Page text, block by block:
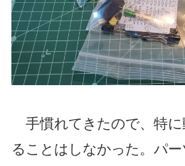
手慣れてきたので、特に
ることはしなかった。パ